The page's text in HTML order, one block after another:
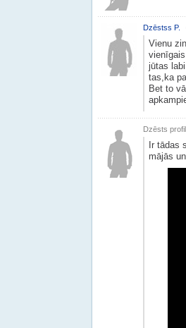
Dzēstss P.
Vienu
jūtas
tas,ka
Bet to
Dzēsts
Ir tādas
mājās